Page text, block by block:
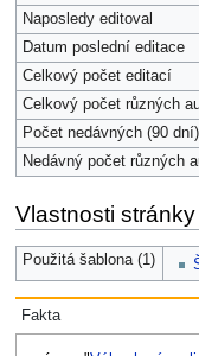
Naposledy editoval
Datum poslední editace
Celkový počet editací
Celkový počet různých
Počet nedávných (90
Nedávný počet různých
Vlastnosti stránky
Použitá šablona (1)
Fakta